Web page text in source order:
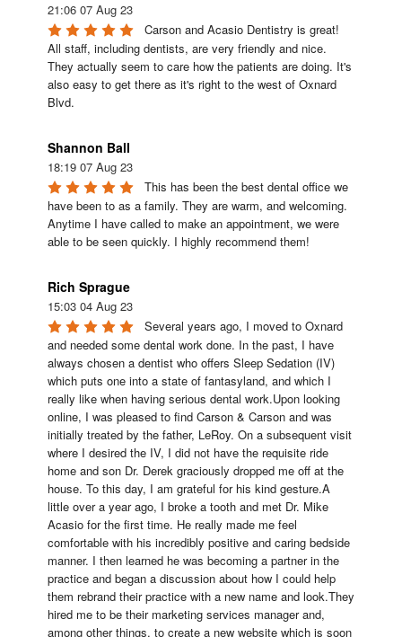
21:06 07 Aug 23
Carson and Acasio Dentistry is great!
All staff, including dentists, are very friendly and nice.
They actually seem to care how the patients are doing. It's
also easy to get there as it's right to the west of Oxnard
Blvd.
Shannon Ball
18:19 07 Aug 23
This has been the best dental office we
have been to as a family. They are warm, and welcoming.
Anytime I have called to make an appointment, we were
able to be seen quickly. I highly recommend them!
Rich Sprague
15:03 04 Aug 23
Several years ago, I moved to Oxnard
and needed some dental work done. In the past, I have
always chosen a dentist who offers Sleep Sedation (IV)
which puts one into a state of fantasyland, and which I
really like when having serious dental work.Upon looking
online, I was pleased to find Carson & Carson and was
initially treated by the father, LeRoy. On a subsequent visit
where I desired the IV, I did not have the requisite ride
home and son Dr. Derek graciously dropped me off at the
house. To this day, I am grateful for his kind gesture.A
little over a year ago, I broke a tooth and met Dr. Mike
Acasio for the first time. He really made me feel
comfortable with his incredibly positive and caring bedside
manner. I then learned he was becoming a partner in the
practice and began a discussion about how I could help
them rebrand their practice with a new name and look.They
hired me to be their marketing services manager and,
among other things, to create a new website which is soon